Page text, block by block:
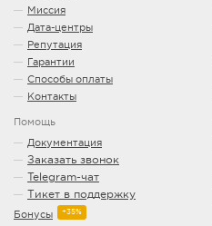
Миссия
Дата-центры
Репутация
Гарантии
Способы оплаты
Контакты
Помощь
Документация
Заказать звонок
Telegram-чат
Тикет в поддержку
Бонусы +35%